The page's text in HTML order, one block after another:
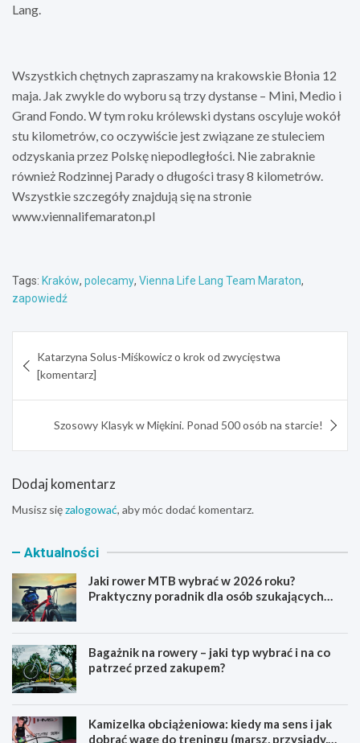
Lang.
Wszystkich chętnych zapraszamy na krakowskie Błonia 12
maja. Jak zwykle do wyboru są trzy dystanse – Mini, Medio i
Grand Fondo. W tym roku królewski dystans oscyluje wokół
stu kilometrów, co oczywiście jest związane ze stuleciem
odzyskania przez Polskę niepodległości. Nie zabraknie
również Rodzinnej Parady o długości trasy 8 kilometrów.
Wszystkie szczegóły znajdują się na stronie
www.viennalifemaraton.pl
Tags: Kraków, polecamy, Vienna Life Lang Team Maraton,
zapowiedź
wpisu
Katarzyna Solus-Miśkowicz o krok od zwycięstwa
[komentarz]
Szosowy Klasyk w Miękini. Ponad 500 osób na starcie!
Dodaj komentarz
Musisz sięzalogować, aby móc dodać komentarz.
Aktualności
Jaki rower MTB wybrać w 2026 roku?
Praktyczny poradnik dla osób szukających
Bagażnik na rowery – jaki typ wybrać i na co
patrzeć przed zakupem?
Kamizelka obciążeniowa: kiedy ma sens i jak
dobrać wagę do treningu (marsz, przysiady,